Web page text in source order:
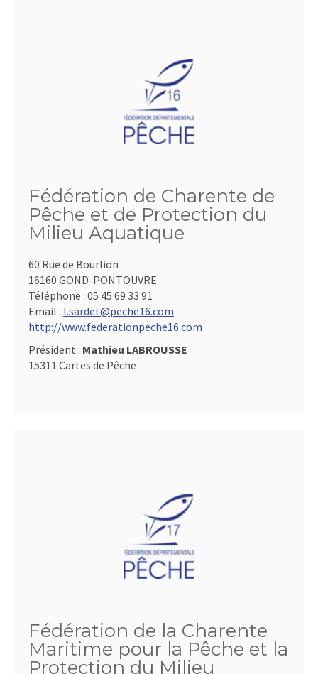
Fédération de Charente de
Pêche et de Protection du
Milieu Aquatique
60 Rue de Bourlion
16160 GOND-PONTOUVRE
Téléphone : 05 45 69 33 91
Email : l.sardet@peche16.com
http://www.federationpeche16.com
Président : Mathieu LABROUSSE
15311 Cartes de Pêche
Fédération de la Charente
Maritime pour la Pêche et la
Protection du Milieu